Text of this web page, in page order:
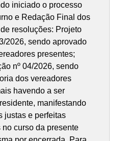
iniciado o processo
e Redação Final dos
resoluções: Projeto
2026, sendo aprovado
presentes;
nº 04/2026, sendo
dos vereadores
havendo a ser
manifestando
justas e perfeitas
curso da presente